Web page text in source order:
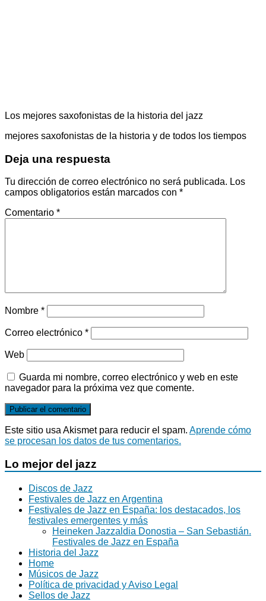
Los mejores saxofonistas de la historia del jazz
mejores saxofonistas de la historia y de todos los tiempos
Deja una respuesta
Tu dirección de correo electrónico no será publicada. Los
campos obligatorios están marcados con *
Comentario *
Nombre *
Correo electrónico *
Web
Guarda mi nombre, correo electrónico y web en este
navegador para la próxima vez que comente.
Este sitio usa Akismet para reducir el spam. Aprende cómo
se procesan los datos de tus comentarios.
Lo mejor del jazz
Discos de Jazz
Festivales de Jazz en Argentina
Festivales de Jazz en España: los destacados, los
festivales emergentes y más
Heineken Jazzaldia Donostia – San Sebastián.
Festivales de Jazz en España
Historia del Jazz
Home
Músicos de Jazz
Política de privacidad y Aviso Legal
Sellos de Jazz